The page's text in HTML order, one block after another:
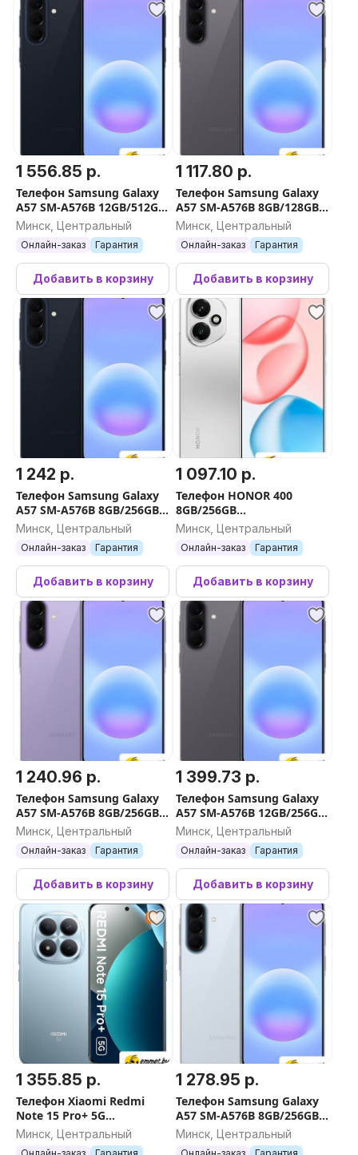
1 556.85 р.
Телефон Samsung Galaxy
A57 SM-A576B 12GB/512GB
(синий)
Минск, Центральный
Онлайн-заказ Гарантия
Добавить в корзину
1 117.80 р.
Телефон Samsung Galaxy
A57 SM-A576B 8GB/128GB
(серый)
Минск, Центральный
Онлайн-заказ Гарантия
Добавить в корзину
1 242 р.
Телефон Samsung Galaxy
A57 SM-A576B 8GB/256GB
(синий)
Минск, Центральный
Онлайн-заказ Гарантия
Добавить в корзину
1 097.10 р.
Телефон HONOR 400
8GB/256GB
международная версия
(серебристый)
Минск, Центральный
Онлайн-заказ Гарантия
Добавить в корзину
1 240.96 р.
Телефон Samsung Galaxy
A57 SM-A576B 8GB/256GB
(фиолетовый)
Минск, Центральный
Онлайн-заказ Гарантия
Добавить в корзину
1 399.73 р.
Телефон Samsung Galaxy
A57 SM-A576B 12GB/256GB
(серый)
Минск, Центральный
Онлайн-заказ Гарантия
Добавить в корзину
1 355.85 р.
Телефон Xiaomi Redmi
Note 15 Pro+ 5G
12GB/512GB
международная версия
Минск, Центральный
1 278.95 р.
Телефон Samsung Galaxy
A57 SM-A576B 8GB/256GB
(голубой)
Минск, Центральный